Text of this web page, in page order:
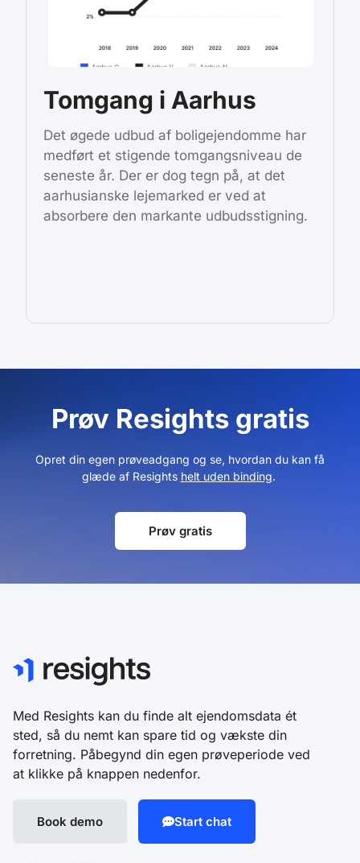
Tomgang i Aarhus
Det øgede udbud af boligejendomme har
medført et stigende tomgangsniveau de
seneste år. Der er dog tegn på, at det
aarhusianske lejemarked er ved at
absorbere den markante udbudsstigning.
Prøv Resights gratis
Opret din egen prøveadgang og se, hvordan du kan få
glæde af Resights helt uden binding.
Prøv gratis
Med Resights kan du finde alt ejendomsdata ét
sted, så du nemt kan spare tid og vækste din
forretning. Påbegynd din egen prøveperiode ved
at klikke på knappen nedenfor.
Book demo Start chat